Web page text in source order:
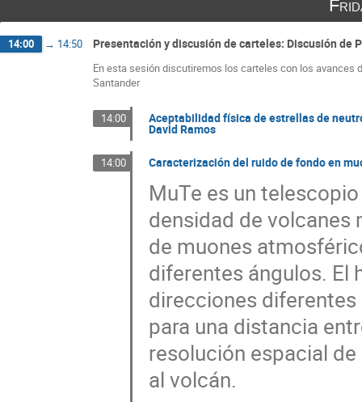
14:00 → 14:50 Presentación y discusión de carteles: Discusión de
En esta sesión discutiremos los carteles con los avances
Santander
14:00 Aceptabilidad física de estrellas de
David Ramos
14:00 Caracterización del ruido de fondo en
MuTe es un
densidad de volcanes
de muones
diferentes ángulos. El
direcciones
para una distancia
resolución espacial
al volcán.